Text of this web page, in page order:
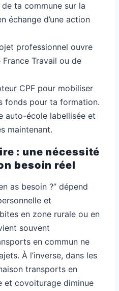
ta commune sur la
échange d’une action
professionnel ouvre
Travail ou de
CPF pour mobiliser
fonds pour ta formation.
auto-école labellisée et
maintenant.
: une nécessité
besoin réel
as besoin ?” dépend
et
en zone rurale ou en
souvent
en commun ne
À l’inverse, dans les
transports en
et covoiturage diminue